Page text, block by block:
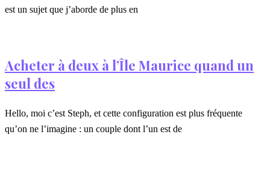
est un sujet que j’aborde de plus en
Acheter à deux à l’Île Maurice quand un
seul des
Hello, moi c’est Steph, et cette configuration est plus fréquente
qu’on ne l’imagine : un couple dont l’un est de